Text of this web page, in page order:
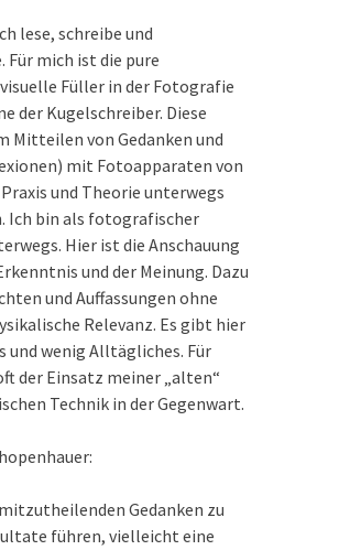
lese, schreibe und
mich ist die pure
Füller in der Fotografie
der Kugelschreiber. Diese
Mitteilen von Gedanken und
mit Fotoapparaten von
und Theorie unterwegs
Ich bin als fotografischer
Hier ist die Anschauung
und der Meinung. Dazu
und Auffassungen ohne
Relevanz. Es gibt hier
und wenig Alltägliches. Für
der Einsatz meiner „alten“
Technik in der Gegenwart.
Gedanken zu
führen, vielleicht eine